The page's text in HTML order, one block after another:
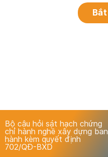
Bộ câu hỏi sát hạch chứng
chỉ hành nghề xây dựng ban
hành kèm quyết định
702/QĐ-BXD